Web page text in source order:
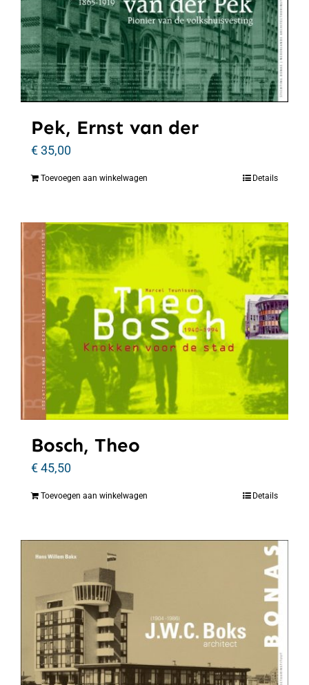
Pek, Ernst van der
€35,00
Toevoegen aan winkelwagen Details
Bosch, Theo
€45,50
Toevoegen aan winkelwagen Details